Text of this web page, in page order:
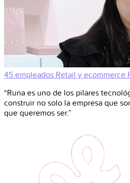
45 empleados Retail y ecommerce
“Runa es uno de los pilares
construir no solo la empresa que
que queremos ser.”